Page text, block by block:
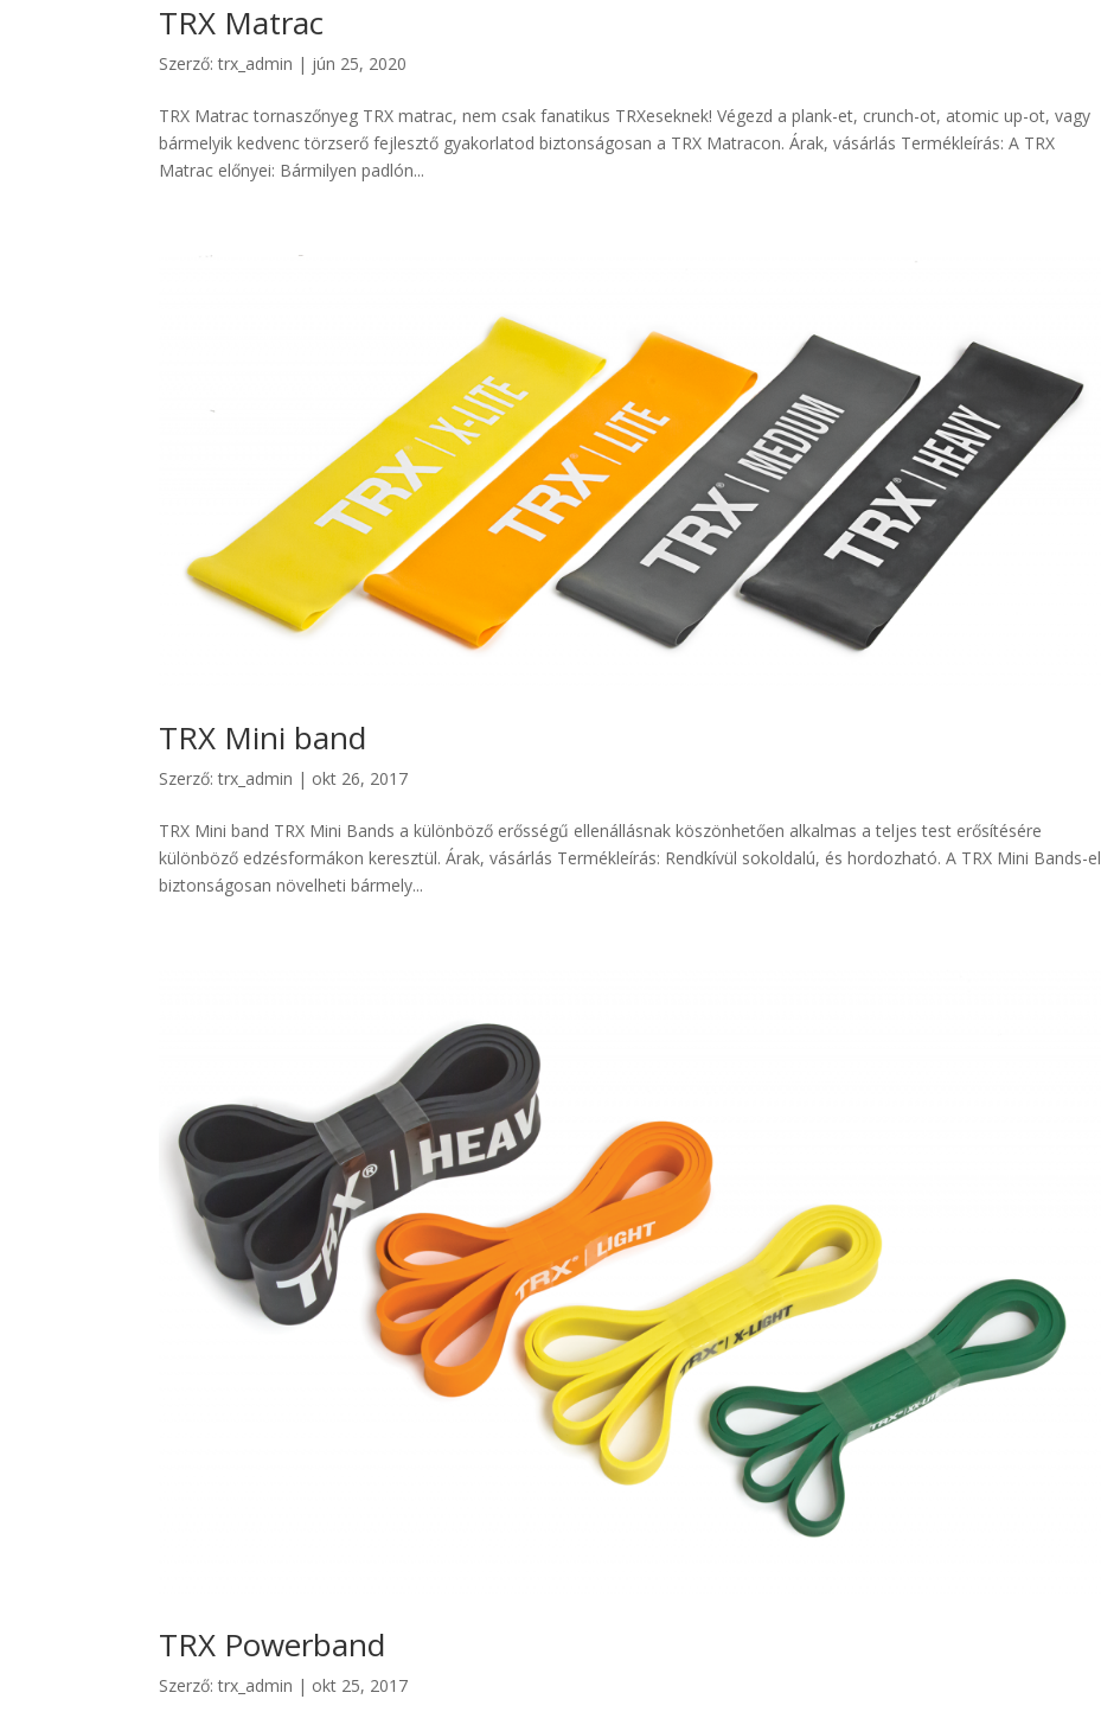
TRX Matrac
Szerző:trx_admin | jún 25, 2020
TRX Matrac tornaszőnyeg TRX matrac, nem csak fanatikus TRXeseknek! Végezd a plank-et, crunch-ot, atomic up-ot, vagy
bármelyik kedvenc törzserő fejlesztő gyakorlatod biztonságosan a TRX Matracon. Árak, vásárlás Termékleírás: A TRX
Matrac előnyei: Bármilyen padlón...
TRX Mini band
Szerző:trx_admin | okt 26, 2017
TRX Mini band TRX Mini Bands a különböző erősségű ellenállásnak köszönhetően alkalmas a teljes test erősítésére
különböző edzésformákon keresztül. Árak, vásárlás Termékleírás: Rendkívül sokoldalú, és hordozható. A TRX Mini Bands-el
biztonságosan növelheti bármely...
TRX Powerband
Szerző:trx_admin | okt 25, 2017